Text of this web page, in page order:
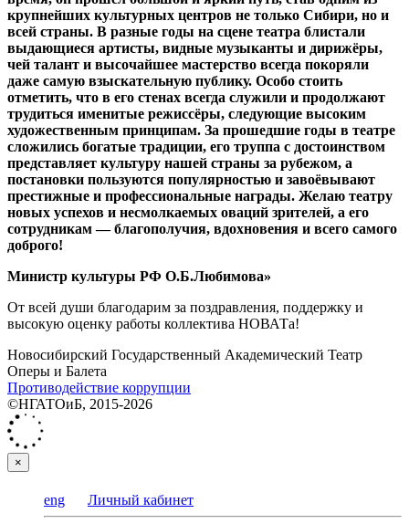
крупнейших культурных центров не только Сибири, но и
всей страны. В разные годы на сцене театра блистали
выдающиеся артисты, видные музыканты и дирижёры,
чей талант и высочайшее мастерство всегда покоряли
даже самую взыскательную публику. Особо стоить
отметить, что в его стенах всегда служили и продолжают
трудиться именитые режиссёры, следующие высоким
художественным принципам. За прошедшие годы в театре
сложились богатые традиции, его труппа с достоинством
представляет культуру нашей страны за рубежом, а
постановки пользуются популярностью и завоёвывают
престижные и профессиональные награды. Желаю театру
новых успехов и несмолкаемых оваций зрителей, а его
сотрудникам — благополучия, вдохновения и всего самого
доброго!
Министр культуры РФ О.Б.Любимова»
От всей души благодарим за поздравления, поддержку и
высокую оценку работы коллектива НОВАТа!
Новосибирский Государственный Академический Театр
Оперы и Балета
Противодействие коррупции
©НГАТОиБ, 2015-2026
×
eng Личный кабинет